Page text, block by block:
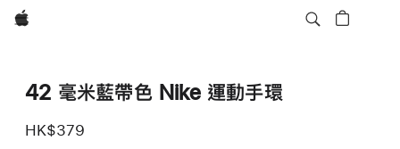
Apple
42 毫米藍帶色 Nike 運動手環
HK$379